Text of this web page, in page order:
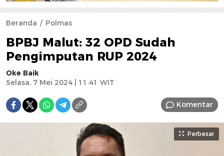
Beranda Polmas
BPBJ Malut: 32 OPD Sudah
Pengimputan RUP 2024
Oke Baik
Selasa, 7 Mei 2024 | 11:41 WIT
Komentar
Perbesar